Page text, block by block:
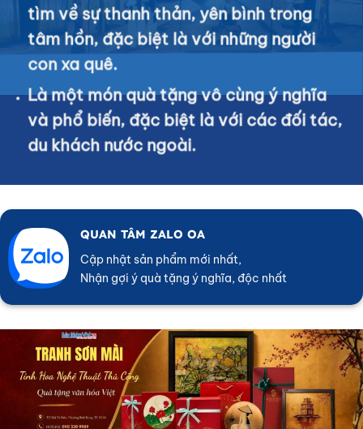
tìm về sự thanh thản, yên bình trong
tâm hồn, đặc biệt là với những người
con xa quê.
Là một món quà tặng vô cùng ý nghĩa
và phổ biến, đặc biệt là với các đối tác,
du khách nước ngoài.
QUAN TÂM ZALO OA
Cập nhật sản phẩm mới nhất,
Nhận gợi ý quà tặng ý nghĩa, độc nhất